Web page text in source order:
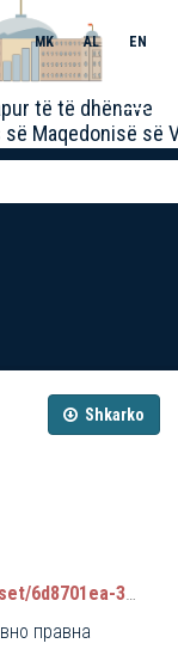
të të dhënave
së Maqedonisë së
MK AL EN
Toggle
Shkarko
57073bf082ca/download/komisiski_sednici.json
правна